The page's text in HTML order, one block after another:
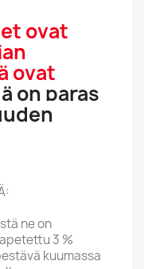
ovat
ovat
on paras
ne on
3 %
kuumassa